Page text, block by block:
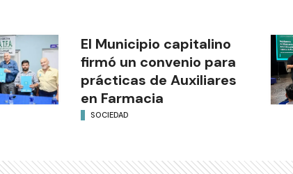
El Municipio capitalino
firmó un convenio para
prácticas de Auxiliares
en Farmacia
SOCIEDAD